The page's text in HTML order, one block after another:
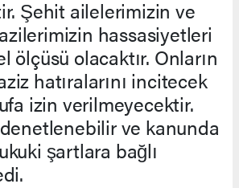
Şehit ailelerimizin ve
hassasiyetleri
ölçüsü olacaktır. Onların
hatıralarını incitecek
izin verilmeyecektir.
ve kanunda
şartlara bağlı